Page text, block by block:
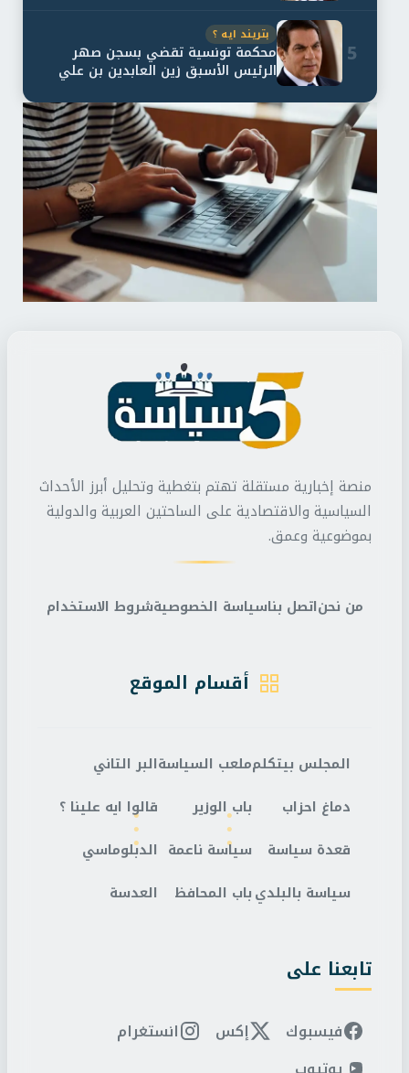
5
بتريند ايه ؟
محكمة تونسية تقضي بسجن صهر
الرئيس الأسبق زين العابدين بن علي
منصة إخبارية مستقلة تهتم بتغطية وتحليل أبرز الأحداث
السياسية والاقتصادية على الساحتين العربية والدولية
بموضوعية وعمق.
من نحناتصل بناسياسة الخصوصيةشروط الاستخدام
أقسام الموقع
المجلس بيتكلم
دماغ احزاب
قعدة سياسة
سياسة بالبلدي
ملعب السياسة
باب الوزير
سياسة ناعمة
باب المحافظ
البر التاني
قالوا ايه علينا ؟
الدبلوماسي
العدسة
تابعنا على
فيسبوك إكس
انستغرام